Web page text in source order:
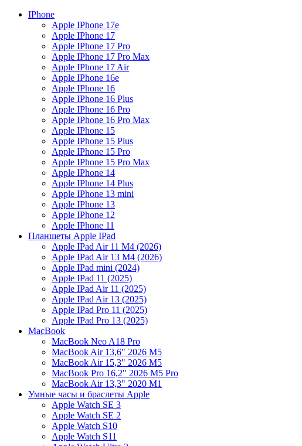
IPhone
Apple IPhone 17e
Apple IPhone 17
Apple IPhone 17 Pro
Apple IPhone 17 Pro Max
Apple IPhone 17 Air
Apple IPhone 16e
Apple IPhone 16
Apple IPhone 16 Plus
Apple IPhone 16 Pro
Apple IPhone 16 Pro Max
Apple IPhone 15
Apple IPhone 15 Plus
Apple IPhone 15 Pro
Apple IPhone 15 Pro Max
Apple IPhone 14
Apple IPhone 14 Plus
Apple IPhone 13 mini
Apple IPhone 13
Apple IPhone 12
Apple IPhone 11
Планшеты Apple IPad
Apple IPad Air 11 М4 (2026)
Apple IPad Air 13 М4 (2026)
Apple IPad mini (2024)
Apple IPad 11 (2025)
Apple IPad Air 11 (2025)
Apple IPad Air 13 (2025)
Apple IPad Pro 11 (2025)
Apple IPad Pro 13 (2025)
MacBook
MacBook Neo A18 Pro
MacBook Air 13,6" 2026 M5
MacBook Air 15,3" 2026 M5
MacBook Pro 16,2" 2026 M5 Pro
MacBook Air 13,3" 2020 M1
Умные часы и браслеты Apple
Apple Watch SE 3
Apple Watch SE 2
Apple Watch S10
Apple Watch S11